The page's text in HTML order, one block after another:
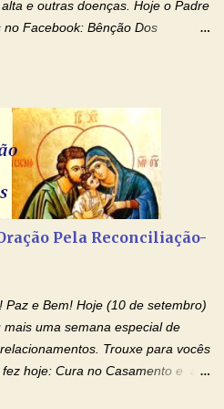
e outras doenças. Hoje o Padre
Facebook: Bênção Dos
Bênção Dos Enfermos O Senhor
vos defender, dentro de vós,
pra vos conduzir; atrás de vós
para vos abençoar. Ele que vive
Amém! Oração De Cura De
suplicamos no poder de Teu
acima de todo Nome, que todos
transmitidos em minha linha de
Pela Reconciliação-
e Bem! Hoje (10 de setembro)
uma semana especial de
Trouxe para vocês
hoje: Cura no Casamento e a